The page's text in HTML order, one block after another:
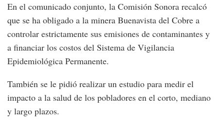
En el comunicado conjunto, la Comisión Sonora recalcó
que se ha obligado a la minera Buenavista del Cobre a
controlar estrictamente sus emisiones de contaminantes y
a financiar los costos del Sistema de Vigilancia
Epidemiológica Permanente.
También se le pidió realizar un estudio para medir el
impacto a la salud de los pobladores en el corto, mediano
y largo plazos.